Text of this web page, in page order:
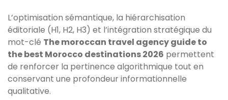
L’optimisation sémantique, la hiérarchisation
éditoriale (H1, H2, H3) et l’intégration stratégique du
mot-clé The moroccan travel agency guide to
the best Morocco destinations 2026 permettent
de renforcer la pertinence algorithmique tout en
conservant une profondeur informationnelle
qualitative.